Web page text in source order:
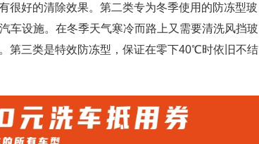
很好的清除效果。第二类专为冬季使用的防冻型玻
车设施。在冬季天气寒冷而路上又需要清洗风挡玻
第三类是特效防冻型，保证在零下40℃时依旧不结